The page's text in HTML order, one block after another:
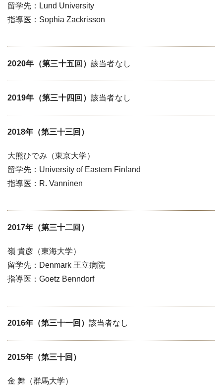
留学先：Lund University
指導医：Sophia Zackrisson
2020年（第三十五回） 該当者なし
2019年（第三十四回） 該当者なし
2018年（第三十三回）
大熊ひでみ（東京大学）
留学先：University of Eastern Finland
指導医：R. Vanninen
2017年（第三十二回）
嶺 貴彦（東海大学）
留学先：Denmark 王立病院
指導医：Goetz Benndorf
2016年（第三十一回） 該当者なし
2015年（第三十回）
金 舞（群馬大学）